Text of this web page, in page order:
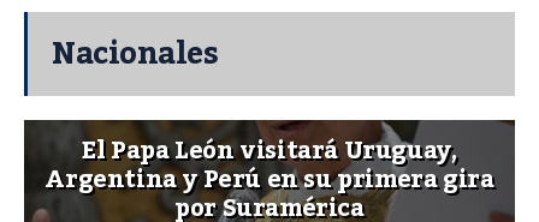
Nacionales
El Papa León visitará Uruguay,
Argentina y Perú en su primera gira
por Suramérica